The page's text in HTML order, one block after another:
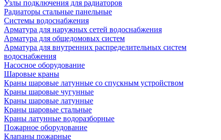
Узлы подключения для радиаторов
Радиаторы стальные панельные
Системы водоснабжения
Арматура для наружных сетей водоснабжения
Арматура для общедомовых систем
Арматура для внутренних распределительных систем
водоснабжения
Насосное оборудование
Шаровые краны
Краны шаровые латунные со спускным устройством
Краны шаровые чугунные
Краны шаровые латунные
Краны шаровые стальные
Краны латунные водоразборные
Пожарное оборудование
Клапаны пожарные